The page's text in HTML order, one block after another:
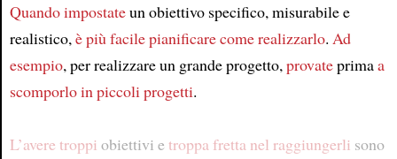
Quando impostateun obiettivo specifico, misurabile e
realistico,è più facilepianificarecome realizzarlo. Ad
esempio, per realizzare un grande progetto,provateprimaa
scomporlo in piccoli progetti.
L’avere troppi obiettivi etroppa fretta nel raggiungerli sono